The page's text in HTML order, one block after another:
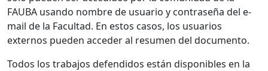
FAUBA usando nombre de usuario y contraseña del e-
mail de la Facultad. En estos casos, los usuarios
externos pueden acceder al resumen del documento.
Todos los trabajos defendidos están disponibles en la